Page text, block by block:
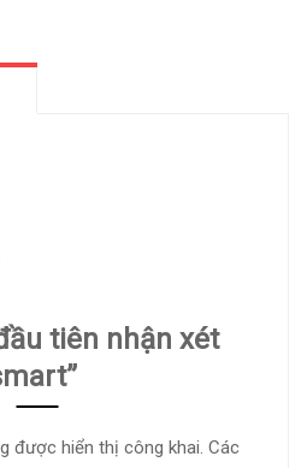
tiên nhận xét
được hiển thị công khai. Các